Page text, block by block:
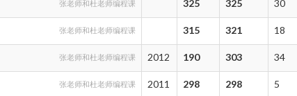
张老师和杜老师编程课 325 325 30
张老师和杜老师编程课 315 321 18
张老师和杜老师编程课 2012 190 303 34
张老师和杜老师编程课 2011 298 298 5